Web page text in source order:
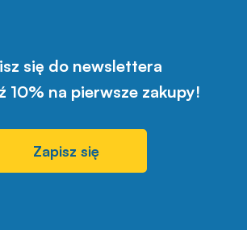
się do newslettera
10% na pierwsze zakupy!
Zapisz się